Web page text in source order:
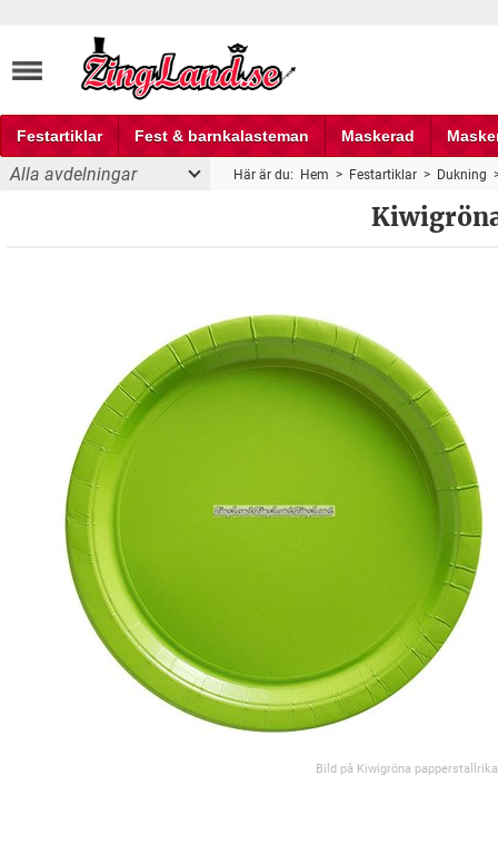
Festartiklar Fest & barnkalasteman Maskerad
Fest och partyprylar
Alla avdelningar Här är du: Hem > Festartiklar > Dukning
Bild på Kiwigröna